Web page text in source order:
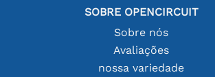
SOBRE OPENCIRCUIT
Sobre nós
Avaliações
nossa variedade